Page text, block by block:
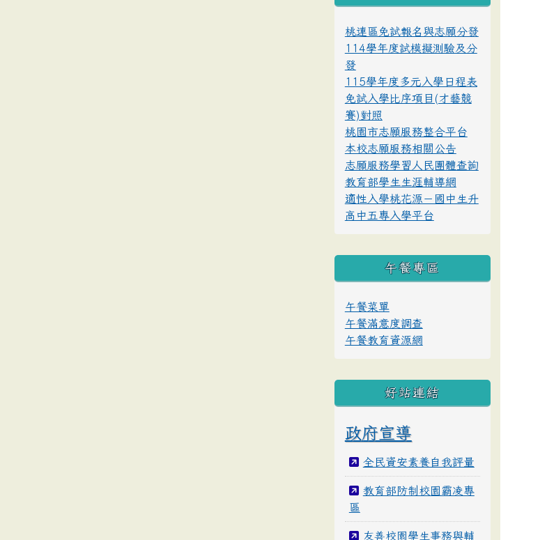
桃連區免試報名與志願分發
114學年度試模擬測驗及分
發
115學年度多元入學日程表
免試入學比序項目(才藝競
賽)對照
桃園市志願服務整合平台
本校志願服務相關公告
志願服務學習人民團體查詢
教育部學生生涯輔導網
適性入學桃花源－國中生升
高中五專入學平台
午餐專區
午餐菜單
午餐滿意度調查
午餐教育資源網
好站連結
政府宣導
全民資安素養自我評量
教育部防制校園霸凌專
區
友善校園學生事務與輔